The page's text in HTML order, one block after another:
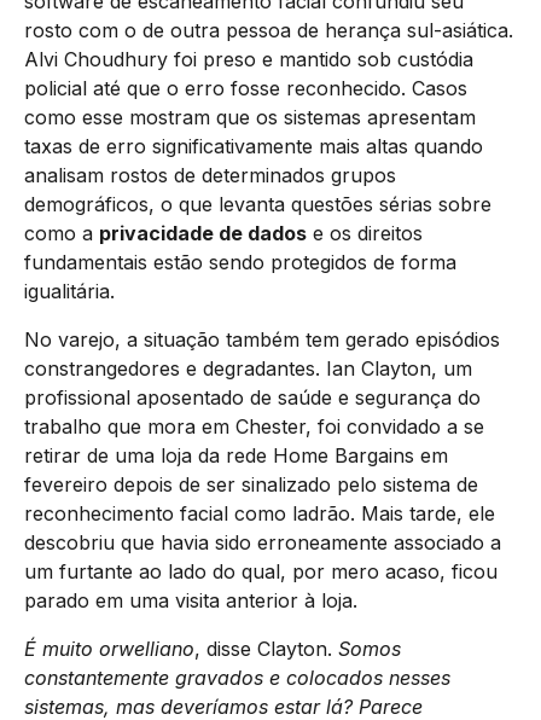
rosto com o de outra pessoa de herança sul-asiática.
Alvi Choudhury foi preso e mantido sob custódia
policial até que o erro fosse reconhecido. Casos
como esse mostram que os sistemas apresentam
taxas de erro significativamente mais altas quando
analisam rostos de determinados grupos
demográficos, o que levanta questões sérias sobre
como a privacidade de dados e os direitos
fundamentais estão sendo protegidos de forma
igualitária.
No varejo, a situação também tem gerado episódios
constrangedores e degradantes. Ian Clayton, um
profissional aposentado de saúde e segurança do
trabalho que mora em Chester, foi convidado a se
retirar de uma loja da rede Home Bargains em
fevereiro depois de ser sinalizado pelo sistema de
reconhecimento facial como ladrão. Mais tarde, ele
descobriu que havia sido erroneamente associado a
um furtante ao lado do qual, por mero acaso, ficou
parado em uma visita anterior à loja.
É muito orwelliano, disse Clayton. Somos
constantemente gravados e colocados nesses
sistemas, mas deveríamos estar lá? Parece